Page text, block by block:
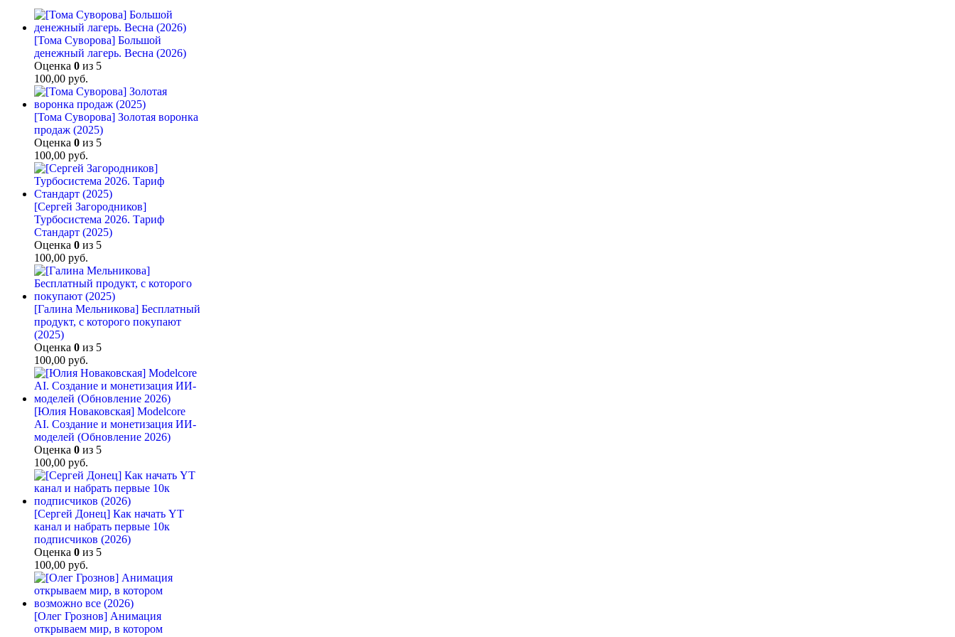
[Тома Суворова] Большой
денежный лагерь. Весна (2026)
Оценка 0 из 5
100,00 руб.
[Тома Суворова] Золотая воронка
продаж (2025)
Оценка 0 из 5
100,00 руб.
[Сергей Загородников]
Турбосистема 2026. Тариф
Стандарт (2025)
Оценка 0 из 5
100,00 руб.
[Галина Мельникова] Бесплатный
продукт, с которого покупают
(2025)
Оценка 0 из 5
100,00 руб.
[Юлия Новаковская] Modelcore
AI. Создание и монетизация ИИ-
моделей (Обновление 2026)
Оценка 0 из 5
100,00 руб.
[Сергей Донец] Как начать YT
канал и набрать первые 10к
подписчиков (2026)
Оценка 0 из 5
100,00 руб.
[Олег Грознов] Анимация
открываем мир, в котором